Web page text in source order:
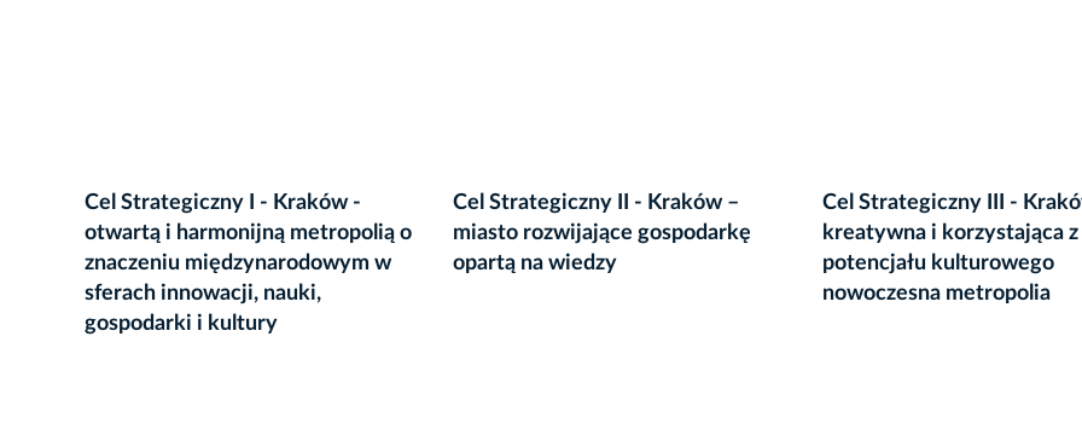
Cel Strategiczny I - Kraków -
otwartą i harmonijną metropolią o
znaczeniu międzynarodowym w
sferach innowacji, nauki,
gospodarki i kultury
Cel Strategiczny II - Kraków –
miasto rozwijające gospodarkę
opartą na wiedzy
Cel Strategiczny III -
kreatywna i korzystająca z
potencjału kulturowego
nowoczesna metropolia